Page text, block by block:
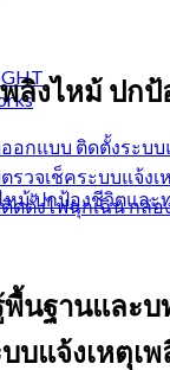
อกแบบ ติดตั้งระบบ
รวจเช็คระบบแจ้งเ
ดตั้งไฟฉุกเฉิน กล่อ
ลิงไหม้ ปก
พื้นฐานและ
บแจ้งเหตุเ